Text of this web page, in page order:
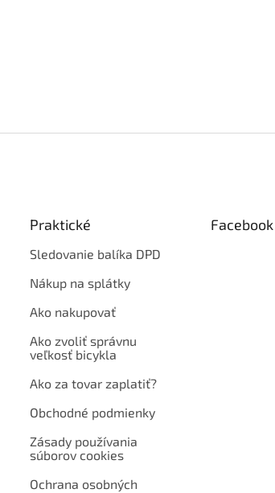
Praktické
Sledovanie balíka DPD
Nákup na splátky
Ako nakupovať
Ako zvoliť správnu
veľkosť bicykla
Ako za tovar zaplatiť?
Obchodné podmienky
Zásady používania
súborov cookies
Ochrana osobných
Facebook